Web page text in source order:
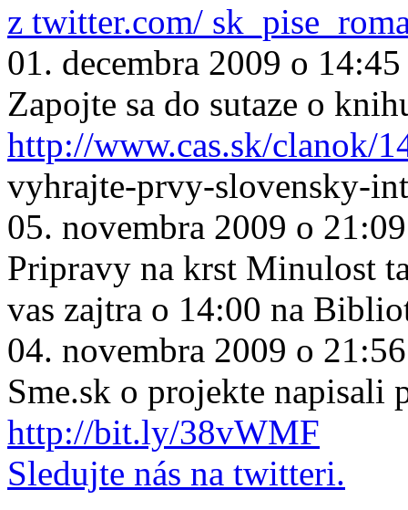
z twitter.com/
01. decembra 2009 o 14:45
Zapojte sa do sutaze o
http://www.cas.sk/clanok/
vyhrajte-prvy-slovensky-
05. novembra 2009 o 21:09
Pripravy na krst Minulost
vas zajtra o 14:00 na
04. novembra 2009 o 21:56
Sme.sk o projekte napisali
http://bit.ly/38vWMF
Sledujte nás na twitteri.